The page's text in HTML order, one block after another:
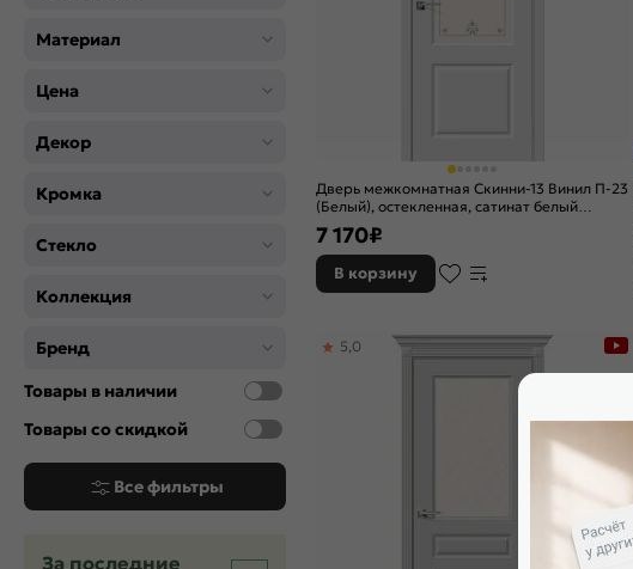
Материал
Цена
Декор
Кромка
Стекло
Коллекция
Бренд
Товары в наличии
Товары со скидкой
Все фильтры
За последние
Дверь межкомнатная Скинни-13 Винил П-23
(Белый), остекленная, сатинат белый
художественный, скиновая
7 170₽
В корзину
5,0